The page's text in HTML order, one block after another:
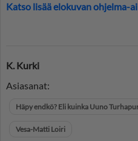
Katso lisää elokuvan ohjelma-
K. Kurki
Asiasanat:
Häpy endkö? Eli kuinka Uuno
Vesa-Matti Loiri